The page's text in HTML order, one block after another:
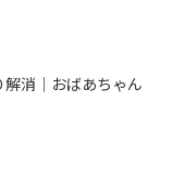
消｜おばあちゃん